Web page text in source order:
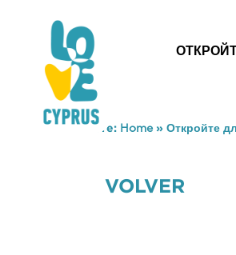
You are here: Home» Откройте
VOLVER